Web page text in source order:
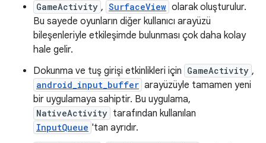
GameActivity , SurfaceView olarak oluşturulur.
Bu sayede oyunların diğer kullanıcı arayüzü
bileşenleriyle etkileşimde bulunması çok daha kolay
hale gelir.
Dokunma ve tuş girişi etkinlikleri için GameActivity ,
android_input_buffer arayüzüyle tamamen yeni
bir uygulamaya sahiptir. Bu uygulama,
NativeActivity tarafından kullanılan
InputQueue 'tan ayrıdır.